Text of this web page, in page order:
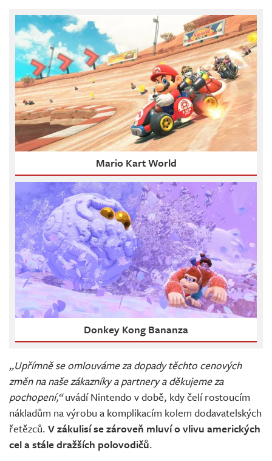
Mario Kart World
Donkey Kong Bananza
„Upřímně se omlouváme za dopady těchto cenových
změn na naše zákazníky a partnery a děkujeme za
pochopení,“uvádí Nintendo v době, kdy čelí rostoucím
nákladům na výrobu a komplikacím kolem dodavatelských
řetězců. V zákulisí se zároveň mluví o vlivu amerických
cel a stále dražších polovodičů.